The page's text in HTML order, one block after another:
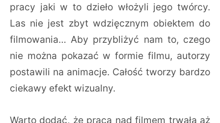
pracy jaki w to dzieło włożyli jego twórcy.
Las nie jest zbyt wdzięcznym obiektem do
filmowania… Aby przybliżyć nam to, czego
nie można pokazać w formie filmu, autorzy
postawili na animacje. Całość tworzy bardzo
ciekawy efekt wizualny.
Warto dodać, że praca nad filmem trwała aż